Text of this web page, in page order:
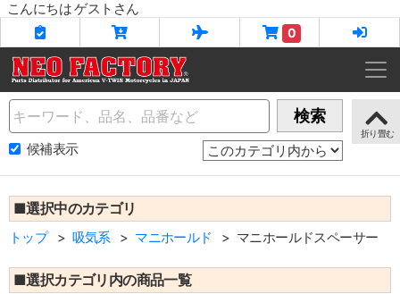
こんにちは ゲストさん
0
Name 検索
候補表示
■選択中のカテゴリ
トップ 吸気系 マニホールド マニホールドスペーサー
■選択カテゴリ内の商品一覧